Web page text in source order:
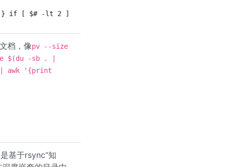
-lt 2 ]; then usage exit 1 elif [ $# -eq 3 ]; then DELAY=$3
档，像pv --size
$(du -sb . |
awk '{print
基于rsync“知